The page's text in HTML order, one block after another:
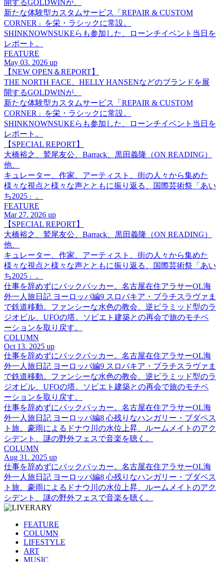
開するGOLDWINが、
新たな体験型カスタムサービス「REPAIR & CUSTOM
CORNER」を栄・ラシックに常設。
SHINKNOWNSUKEらも参加した、ローンチイベント当日を
レポート。
FEATURE
May 03. 2026 up
【NEW OPEN＆REPORT】
THE NORTH FACE、HELLY HANSENなどのブランドを展
開するGOLDWINが、
新たな体験型カスタムサービス「REPAIR & CUSTOM
CORNER」を栄・ラシックに常設。
SHINKNOWNSUKEらも参加した、ローンチイベント当日を
レポート。
【SPECIAL REPORT】
大橋裕之、鷲尾友公、Barrack、黒田義隆（ON READING）
他、
キュレーター、作家、アーティスト、街の人々から集めた
様々な視点と様々な声とともに振り返る、国際芸術祭「あい
ち2025」。
FEATURE
Mar 27. 2026 up
【SPECIAL REPORT】
大橋裕之、鷲尾友公、Barrack、黒田義隆（ON READING）
他、
キュレーター、作家、アーティスト、街の人々から集めた
様々な視点と様々な声とともに振り返る、国際芸術祭「あい
ち2025」。
仕事を辞めずにバックパッカー。名古屋在住アラサーOL海
外一人旅日記 ヨーロッパ編9 スロバキア・ブラチスラヴァま
で鉄道移動。ファンシーな水色の教会、逆ピラミッド型のラ
ジオビル、UFOの塔。ソビエト建築との再会で旅のモチベ
ーションを取り戻す。
COLUMN
Oct 13. 2025 up
仕事を辞めずにバックパッカー。名古屋在住アラサーOL海
外一人旅日記 ヨーロッパ編9 スロバキア・ブラチスラヴァま
で鉄道移動。ファンシーな水色の教会、逆ピラミッド型のラ
ジオビル、UFOの塔。ソビエト建築との再会で旅のモチベ
ーションを取り戻す。
仕事を辞めずにバックパッカー。名古屋在住アラサーOL海
外一人旅日記 ヨーロッパ編8 心残りなハンガリー・ブダペス
ト旅。豪雨によるドナウ川の水位上昇、ルームメイトのアク
シデント、謎の野外フェスで音楽を聴く。
COLUMN
Aug 31. 2025 up
仕事を辞めずにバックパッカー。名古屋在住アラサーOL海
外一人旅日記 ヨーロッパ編8 心残りなハンガリー・ブダペス
ト旅。豪雨によるドナウ川の水位上昇、ルームメイトのアク
シデント、謎の野外フェスで音楽を聴く。
FEATURE
COLUMN
LIFESTYLE
ART
MUSIC